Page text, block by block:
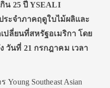
น 25 ปี YSEALI
ประจำภาคฤดูใบไม้ผลิและ
ปลี่ยนที่สหรัฐอเมริกา โดย
วันที่ 21 กรกฎาคม เวลา
Southeast Asian